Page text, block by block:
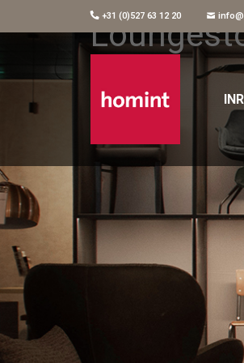
+31 (0)527 63 12 20